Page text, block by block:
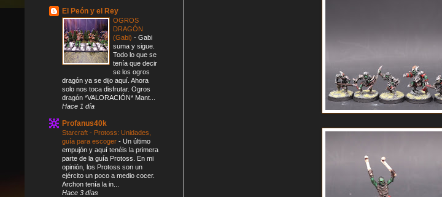
El Peón y el Rey
OGROS
DRAGÓN
(Gabi) - Gabi
suma y sigue.
Todo lo que se
tenía que decir
se los ogros
dragón ya se dijo aquí. Ahora
solo nos toca disfrutar. Ogros
dragón *VALORACIÓN* Mant...
Hace 1 día
Profanus40k
Starcraft - Protoss: Unidades,
guía para escoger - Un último
empujón y aquí tenéis la primera
parte de la guía Protoss. En mi
opinión, los Protoss son un
ejército un poco a medio cocer.
Archon tenía la in...
Hace 3 días